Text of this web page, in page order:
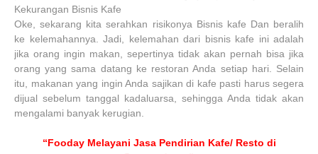
Kekurangan Bisnis Kafe
Oke, sekarang kita serahkan risikonya Bisnis kafe Dan beralih
ke kelemahannya. Jadi, kelemahan dari bisnis kafe ini adalah
jika orang ingin makan, sepertinya tidak akan pernah bisa jika
orang yang sama datang ke restoran Anda setiap hari. Selain
itu, makanan yang ingin Anda sajikan di kafe pasti harus segera
dijual sebelum tanggal kadaluarsa, sehingga Anda tidak akan
mengalami banyak kerugian.
“Fooday Melayani Jasa Pendirian Kafe/ Resto di